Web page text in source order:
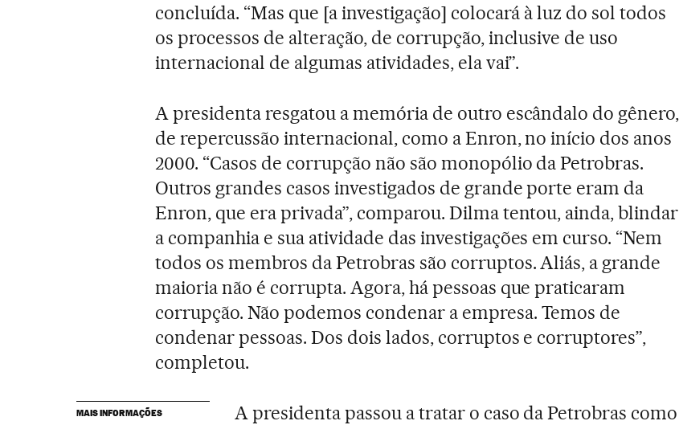
concluída. “Mas que [a investigação] colocará à luz do sol todos
os processos de alteração, de corrupção, inclusive de uso
internacional de algumas atividades, ela vai”.
A presidenta resgatou a memória de outro escândalo do gênero,
de repercussão internacional, como a Enron, no início dos anos
2000. “Casos de corrupção não são monopólio da Petrobras.
Outros grandes casos investigados de grande porte eram da
Enron, que era privada”, comparou. Dilma tentou, ainda, blindar
a companhia e sua atividade das investigações em curso. “Nem
todos os membros da Petrobras são corruptos. Aliás, a grande
maioria não é corrupta. Agora, há pessoas que praticaram
corrupção. Não podemos condenar a empresa. Temos de
condenar pessoas. Dos dois lados, corruptos e corruptores”,
completou.
MAIS INFORMAÇÕES
A presidenta passou a tratar o caso da Petrobras como